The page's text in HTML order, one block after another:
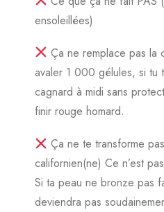
ensoleillées)
Ça ne remplace pas la
avaler 1 000 gélules, si tu
cagnard à midi sans
finir rouge homard.
Ça ne te transforme
californien(ne) Ce n’est
Si ta peau ne bronze pas
deviendra pas